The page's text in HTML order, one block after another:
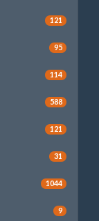
121
95
114
588
121
31
1044
9